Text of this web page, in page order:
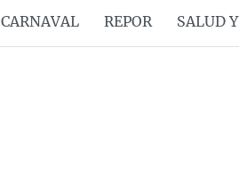
CARNAVAL REPOR SALUD